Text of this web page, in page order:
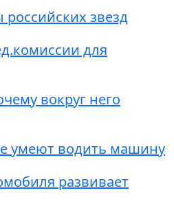
звезд
для
вокруг него
умеют водить машину
развивает